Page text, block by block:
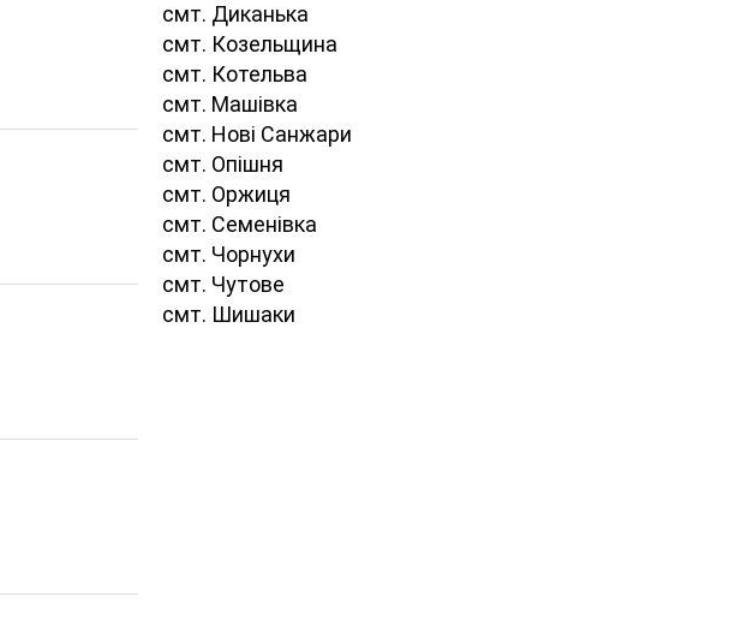
смт. Диканька
смт. Козельщина
смт. Котельва
смт. Машівка
смт. Нові Санжари
смт. Опішня
смт. Оржиця
смт. Семенівка
смт. Чорнухи
смт. Чутове
смт. Шишаки